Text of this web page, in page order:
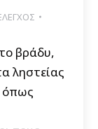
βράδυ,
ληστείας
όπως